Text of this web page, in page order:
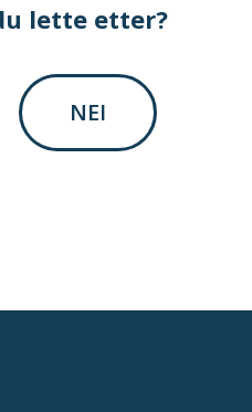
lette etter?
NEI